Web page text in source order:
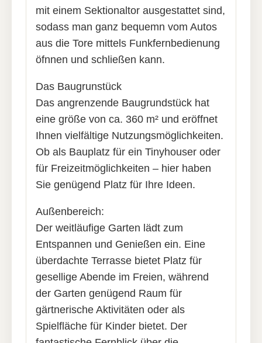
mit einem Sektionaltor ausgestattet sind,
sodass man ganz bequemn vom Autos
aus die Tore mittels Funkfernbedienung
öfnnen und schließen kann.
Das Baugrunstück
Das angrenzende Baugrundstück hat
eine größe von ca. 360 m² und eröffnet
Ihnen vielfältige Nutzungsmöglichkeiten.
Ob als Bauplatz für ein Tinyhouser oder
für Freizeitmöglichkeiten – hier haben
Sie genügend Platz für Ihre Ideen.
Außenbereich:
Der weitläufige Garten lädt zum
Entspannen und Genießen ein. Eine
überdachte Terrasse bietet Platz für
gesellige Abende im Freien, während
der Garten genügend Raum für
gärtnerische Aktivitäten oder als
Spielfläche für Kinder bietet. Der